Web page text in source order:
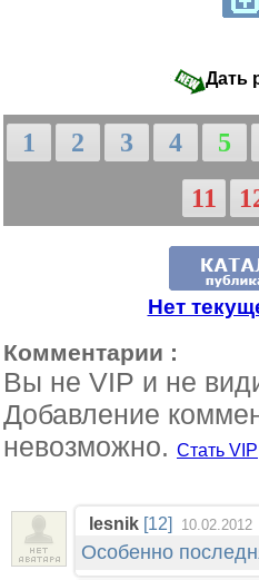
Дать
1 2 3 4 5
11
Нет
Комментарии :
Вы не VIP и не
Добавление
невозможно. Стать VIP
lesnik [12] 10.02.2012
Особенно